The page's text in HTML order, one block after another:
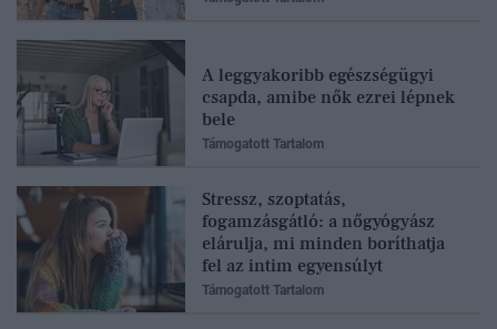
A leggyakoribb egészségügyi
csapda, amibe nők ezrei lépnek
bele
Támogatott Tartalom
Stressz, szoptatás,
fogamzásgátló: a nőgyógyász
elárulja, mi minden boríthatja
fel az intim egyensúlyt
Támogatott Tartalom